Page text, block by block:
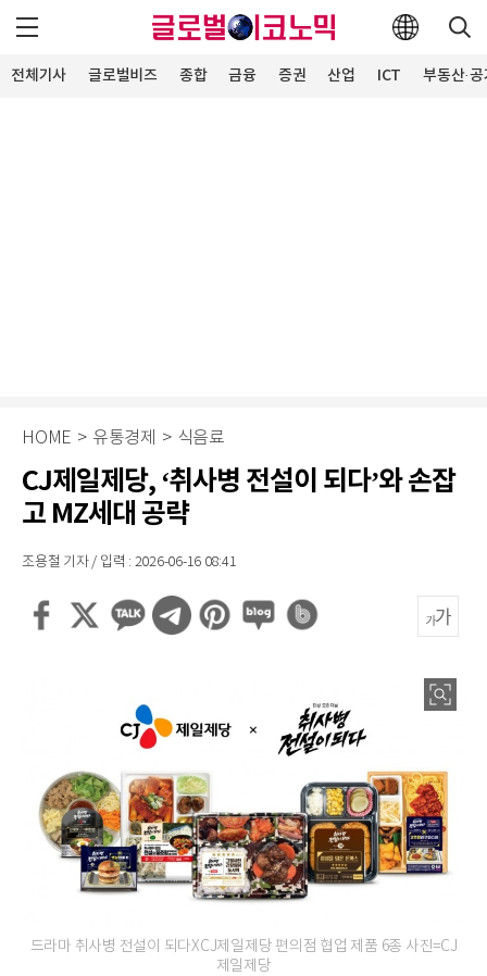
전체기사 글로벌비즈 종합 금융 증권 산업 ICT 부동산·
HOME > 유통경제 > 식음료
CJ제일제당, ‘취사병 전설이 되다’와 손잡
고 MZ세대 공략
조용철 기자 / 입력 : 2026-06-16 08:41
드라마 취사병 전설이 되다XCJ제일제당 편의점 협업 제품 6종 사진=CJ
제일제당